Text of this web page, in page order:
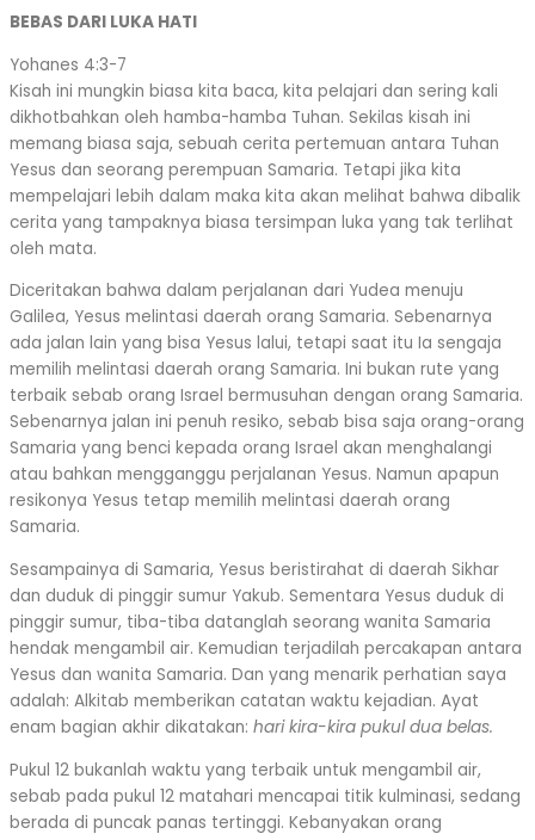
BEBAS DARI LUKA HATI
Yohanes 4:3-7
Kisah ini mungkin biasa kita baca, kita pelajari dan sering kali
dikhotbahkan oleh hamba-hamba Tuhan. Sekilas kisah ini
memang biasa saja, sebuah cerita pertemuan antara Tuhan
Yesus dan seorang perempuan Samaria. Tetapi jika kita
mempelajari lebih dalam maka kita akan melihat bahwa dibalik
cerita yang tampaknya biasa tersimpan luka yang tak terlihat
oleh mata.
Diceritakan bahwa dalam perjalanan dari Yudea menuju
Galilea, Yesus melintasi daerah orang Samaria. Sebenarnya
ada jalan lain yang bisa Yesus lalui, tetapi saat itu Ia sengaja
memilih melintasi daerah orang Samaria. Ini bukan rute yang
terbaik sebab orang Israel bermusuhan dengan orang Samaria.
Sebenarnya jalan ini penuh resiko, sebab bisa saja orang-orang
Samaria yang benci kepada orang Israel akan menghalangi
atau bahkan mengganggu perjalanan Yesus. Namun apapun
resikonya Yesus tetap memilih melintasi daerah orang
Samaria.
Sesampainya di Samaria, Yesus beristirahat di daerah Sikhar
dan duduk di pinggir sumur Yakub. Sementara Yesus duduk di
pinggir sumur, tiba-tiba datanglah seorang wanita Samaria
hendak mengambil air. Kemudian terjadilah percakapan antara
Yesus dan wanita Samaria. Dan yang menarik perhatian saya
adalah: Alkitab memberikan catatan waktu kejadian. Ayat
enam bagian akhir dikatakan: hari kira-kira pukul dua belas.
Pukul 12 bukanlah waktu yang terbaik untuk mengambil air,
sebab pada pukul 12 matahari mencapai titik kulminasi, sedang
berada di puncak panas tertinggi. Kebanyakan orang